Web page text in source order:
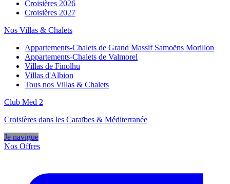
Croisières 2026
Croisières 2027
Nos Villas & Chalets
Appartements-Chalets de Grand Massif Samoëns Morillon
Appartements-Chalets de Valmorel
Villas de Finolhu
Villas d'Albion
Tous nos Villas & Chalets
Club Med 2
Croisières dans les Caraïbes & Méditerranée
Je navigue
Nos Offres